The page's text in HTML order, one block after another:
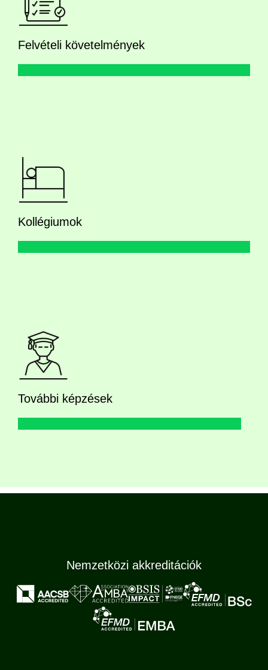
Felvételi követelmények
Kollégiumok
További képzések
Nemzetközi akkreditációk